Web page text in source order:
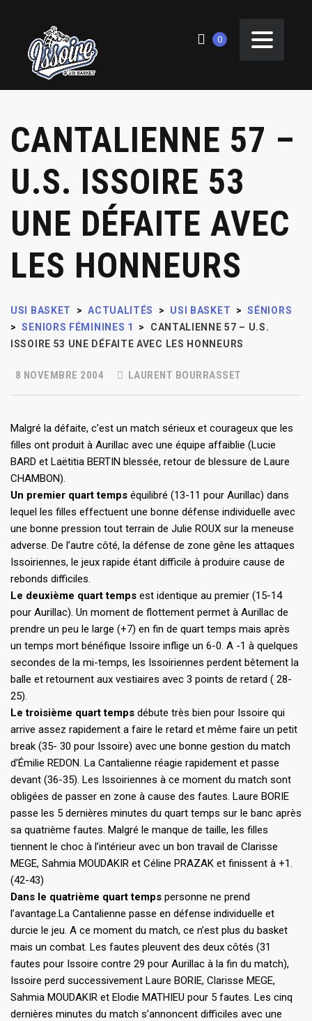
0
CANTALIENNE 57 –
U.S. ISSOIRE 53
UNE DÉFAITE AVEC
LES HONNEURS
USI BASKET > ACTUALITÉS > USI BASKET > SÉNIORS
> SENIORS FÉMININES 1 >
CANTALIENNE 57 – U.S.
ISSOIRE 53 UNE DÉFAITE AVEC LES HONNEURS
8 NOVEMBRE 2004 LAURENT BOURRASSET
Malgré la défaite, c’est un match sérieux et courageux que les
filles ont produit à Aurillac avec une équipe affaiblie (Lucie
BARD et Laëtitia BERTIN blessée, retour de blessure de Laure
CHAMBON).
Un premier quart temps équilibré (13-11 pour Aurillac) dans
lequel les filles effectuent une bonne défense individuelle avec
une bonne pression tout terrain de Julie ROUX sur la meneuse
adverse. De l’autre côté, la défense de zone gêne les attaques
Issoiriennes, le jeux rapide étant difficile à produire cause de
rebonds difficiles.
Le deuxième quart temps est identique au premier (15-14
pour Aurillac). Un moment de flottement permet à Aurillac de
prendre un peu le large (+7) en fin de quart temps mais après
un temps mort bénéfique Issoire inflige un 6-0. A -1 à quelques
secondes de la mi-temps, les Issoiriennes perdent bêtement la
balle et retournent aux vestiaires avec 3 points de retard ( 28-
25).
Le troisième quart temps débute très bien pour Issoire qui
arrive assez rapidement a faire le retard et même faire un petit
break (35- 30 pour Issoire) avec une bonne gestion du match
d’Émilie REDON. La Cantalienne réagie rapidement et passe
devant (36-35). Les Issoiriennes à ce moment du match sont
obligées de passer en zone à cause des fautes. Laure BORIE
passe les 5 dernières minutes du quart temps sur le banc après
sa quatrième fautes. Malgré le manque de taille, les filles
tiennent le choc à l’intérieur avec un bon travail de Clarisse
MEGE, Sahmia MOUDAKIR et Céline PRAZAK et finissent à +1.
(42-43)
Dans le quatrième quart temps personne ne prend
l’avantage.La Cantalienne passe en défense individuelle et
durcie le jeu. A ce moment du match, ce n’est plus du basket
mais un combat. Les fautes pleuvent des deux côtés (31
fautes pour Issoire contre 29 pour Aurillac à la fin du match),
Issoire perd successivement Laure BORIE, Clarisse MEGE,
Sahmia MOUDAKIR et Elodie MATHIEU pour 5 fautes. Les cinq
dernières minutes du match s’annoncent difficiles avec une